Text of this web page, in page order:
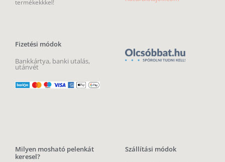
termékekkkel!
Fizetési módok
Bankkártya, banki utalás,
utánvét
Milyen mosható pelenkát
keresel?
Szállítási módok